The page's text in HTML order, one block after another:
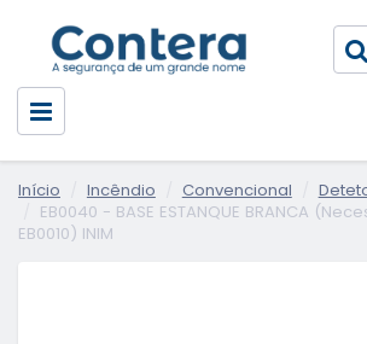
Início Incêndio Convencional
EB0040 - BASE ESTANQUE BRANCA
EB0010) INIM